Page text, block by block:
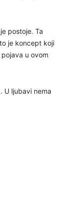
postoje. Ta
je koncept koji
u ovom
U ljubavi nema